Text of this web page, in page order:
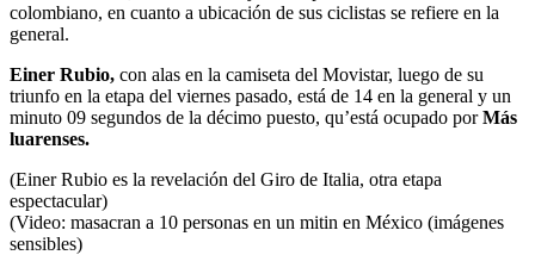
colombiano, en cuanto a ubicación de sus ciclistas se refiere en la
general.
Einer Rubio, con alas en la camiseta del Movistar, luego de su
triunfo en la etapa del viernes pasado, está de 14 en la general y un
minuto 09 segundos de la décimo puesto, qu’está ocupado porMás
luarenses.
(Einer Rubio es la revelación del Giro de Italia, otra etapa
espectacular)
(Video: masacran a 10 personas en un mitin en México (imágenes
sensibles)